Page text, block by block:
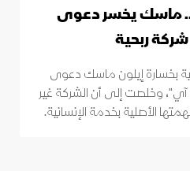
ماسك يخسر دعوى
بخسارة إيلون ماسك دعوى
وخلصت إلى أن الشركة غير
الأصلية بخدمة الإنسانية.